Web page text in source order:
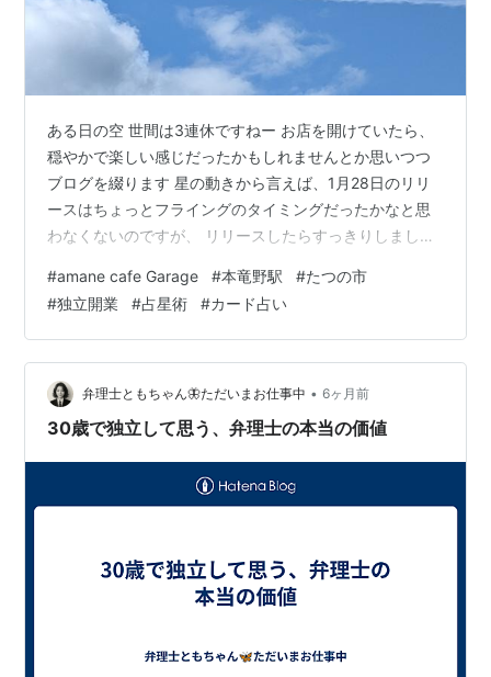
ある日の空 世間は3連休ですねー お店を開けていたら、
穏やかで楽しい感じだったかもしれませんとか思いつつ
ブログを綴ります 星の動きから言えば、1月28日のリリ
ースはちょっとフライングのタイミングだったかなと思
わなくないのですが、 リリースしたらすっきりしました
amanecafegarage.hatenablog.com リリースの2日前に
は熱を出して寝込んだので、 今振り返ると リリースでき
たこと自体がミラクルでしたね 星の動き的には、いろん
なことが定着していくにはもうちょっといくつか節目が
ありそうですが ちょっとずつ定着して…
#amane cafe Garage #本竜野駅 #たつの市
#独立開業 #占星術 #カード占い
弁理士ともちゃん🦋ただいまお仕事中 • 6ヶ月前
30歳で独立して思う、弁理士の本当の価値